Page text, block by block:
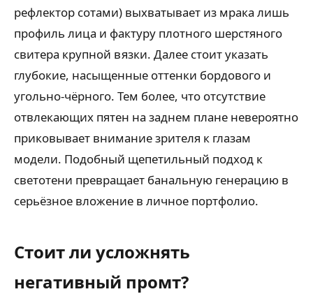
рефлектор сотами) выхватывает из мрака лишь
профиль лица и фактуру плотного шерстяного
свитера крупной вязки. Далее стоит указать
глубокие, насыщенные оттенки бордового и
угольно-чёрного. Тем более, что отсутствие
отвлекающих пятен на заднем плане невероятно
приковывает внимание зрителя к глазам
модели. Подобный щепетильный подход к
светотени превращает банальную генерацию в
серьёзное вложение в личное портфолио.
Стоит ли усложнять
негативный промт?